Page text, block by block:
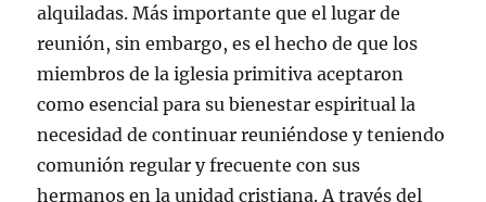
alquiladas. Más importante que el lugar de
reunión, sin embargo, es el hecho de que los
miembros de la iglesia primitiva aceptaron
como esencial para su bienestar espiritual la
necesidad de continuar reuniéndose y teniendo
comunión regular y frecuente con sus
hermanos en la unidad cristiana. A través del